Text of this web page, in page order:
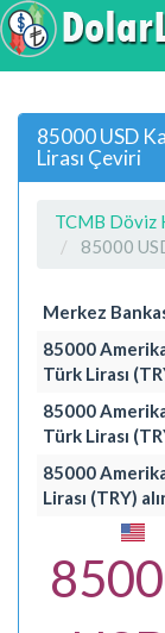
85000 USD
Lirası Çeviri
TCMB Döviz
85000
Merkez
85000
Türk Lirası
85000
Türk Lirası
85000
Lirası (TRY)